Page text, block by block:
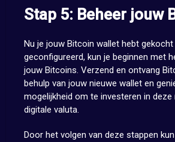
Stap 5: Beheer jouw
Nu je jouw Bitcoin wallet hebt gekocht
geconfigureerd, kun je beginnen met
jouw Bitcoins. Verzend en ontvang
behulp van jouw nieuwe wallet en
mogelijkheid om te investeren in deze
digitale valuta.
Door het volgen van deze stappen